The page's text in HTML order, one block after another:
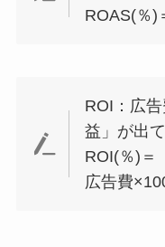
ROAS(％)
ROI：広
益」が出
ROI(％)＝
広告費